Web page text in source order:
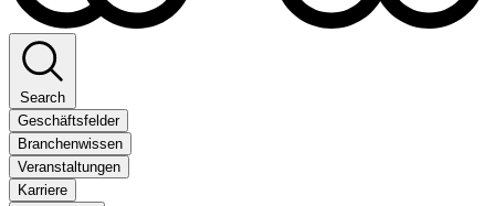
Search
Geschäftsfelder
Branchenwissen
Veranstaltungen
Karriere